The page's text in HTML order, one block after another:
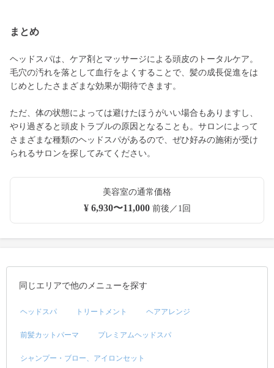
まとめ
ヘッドスパは、ケア剤とマッサージによる頭皮のトータルケア。
毛穴の汚れを落として血行をよくすることで、髪の成長促進をは
じめとしたさまざまな効果が期待できます。
ただ、体の状態によっては避けたほうがいい場合もありますし、
やり過ぎると頭皮トラブルの原因となることも。サロンによって
さまざまな種類のヘッドスパがあるので、ぜひ好みの施術が受け
られるサロンを探してみてください。
美容室の通常価格
¥ 6,930〜11,000前後／1回
同じエリアで他のメニューを探す
ヘッドスパ トリートメント ヘアアレンジ
前髪カットパーマ プレミアムヘッドスパ
シャンプー・ブロー、アイロンセット